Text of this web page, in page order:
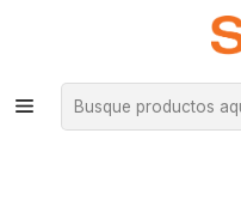
¡Compra hasta mediodía y
Santiago. Envío gratis desde
Inicio Componentes
Kit Memoria RAM Corsair